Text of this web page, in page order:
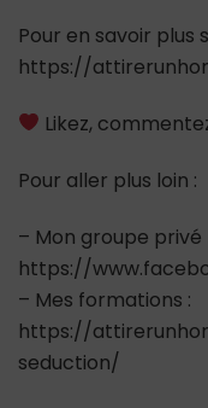
Pour en savoir plus
https://
Likez,
Pour aller plus loin :
– Mon groupe privé
https://
– Mes formations :
https://
seduction/